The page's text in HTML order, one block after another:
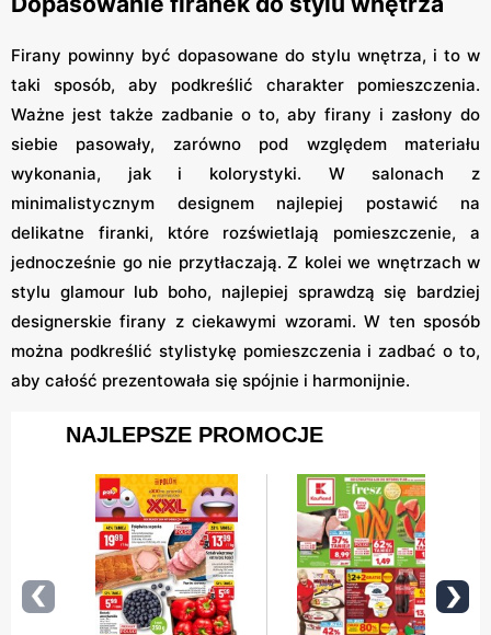
Firany powinny być dopasowane do stylu wnętrza, i to w
taki sposób, aby podkreślić charakter pomieszczenia.
Ważne jest także zadbanie o to, aby firany i zasłony do
siebie pasowały, zarówno pod względem materiału
wykonania, jak i kolorystyki. W salonach z
minimalistycznym designem najlepiej postawić na
delikatne firanki, które rozświetlają pomieszczenie, a
jednocześnie go nie przytłaczają. Z kolei we wnętrzach w
stylu glamour lub boho, najlepiej sprawdzą się bardziej
designerskie firany z ciekawymi wzorami. W ten sposób
można podkreślić stylistykę pomieszczenia i zadbać o to,
aby całość prezentowała się spójnie i harmonijnie.